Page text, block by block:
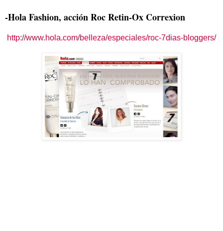
-Hola Fashion, acción Roc Retin-Ox Correxion
http://www.hola.com/belleza/especiales/roc-7dias-bloggers/